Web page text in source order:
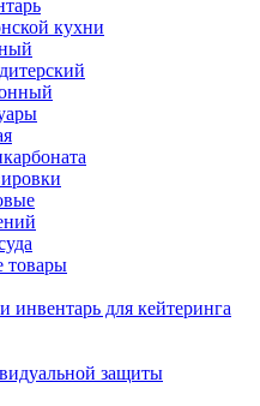
кухни
товары
инвентарь для кейтеринга
защиты